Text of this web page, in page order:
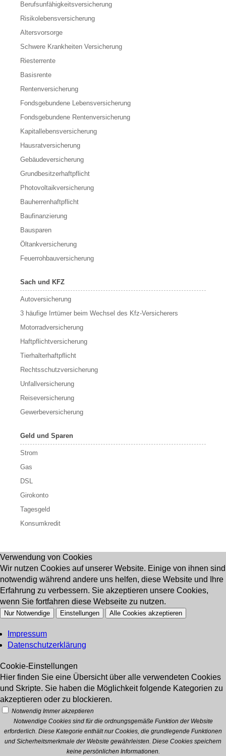
Berufs­unfähigkeitsversicherung
Risikolebensversicherung
Altersvorsorge
Schwere Krankheiten Versicherung
Riesterrente
Basisrente
Rentenversicherung
Fondsgebundene Lebensversicherung
Fondsgebundene Rentenversicherung
Kapitallebensversicherung
Hausratversicherung
Gebäudeversicherung
Grundbesitzerhaftpflicht
Photovoltaikversicherung
Bauherrenhaftpflicht
Baufinanzierung
Bausparen
Öltankversicherung
Feuerrohbauversicherung
Sach und KFZ
Autoversicherung
3 häufige Irrtümer beim Wechsel des Kfz-Versicherers
Motorradversicherung
Haftpflichtversicherung
Tierhalterhaftpflicht
Rechtsschutzversicherung
Unfallversicherung
Reiseversicherung
Gewerbeversicherung
Geld und Sparen
Strom
Gas
DSL
Girokonto
Tagesgeld
Konsumkredit
Verwendung von Cookies
Wir nutzen Cookies auf unserer Website. Einige von ihnen sind
notwendig während andere uns helfen, diese Website und Ihre
Erfahrung zu verbessern. Sie akzeptieren unsere Cookies,
wenn Sie fortfahren diese Webseite zu nutzen.
Nur Notwendige Einstellungen Alle Cookies akzeptieren
Impressum
Datenschutzerklärung
Cookie-Einstellungen
Hier finden Sie eine Übersicht über alle verwendeten Cookies
und Skripte. Sie haben die Möglichkeit folgende Kategorien zu
akzeptieren oder zu blockieren.
Notwendig Immer akzeptieren
Notwendige Cookies sind für die ordnungsgemäße Funktion der Website
erforderlich. Diese Kategorie enthält nur Cookies, die grundlegende Funktionen
und Sicherheitsmerkmale der Website gewährleisten. Diese Cookies speichern
keine persönlichen Informationen.